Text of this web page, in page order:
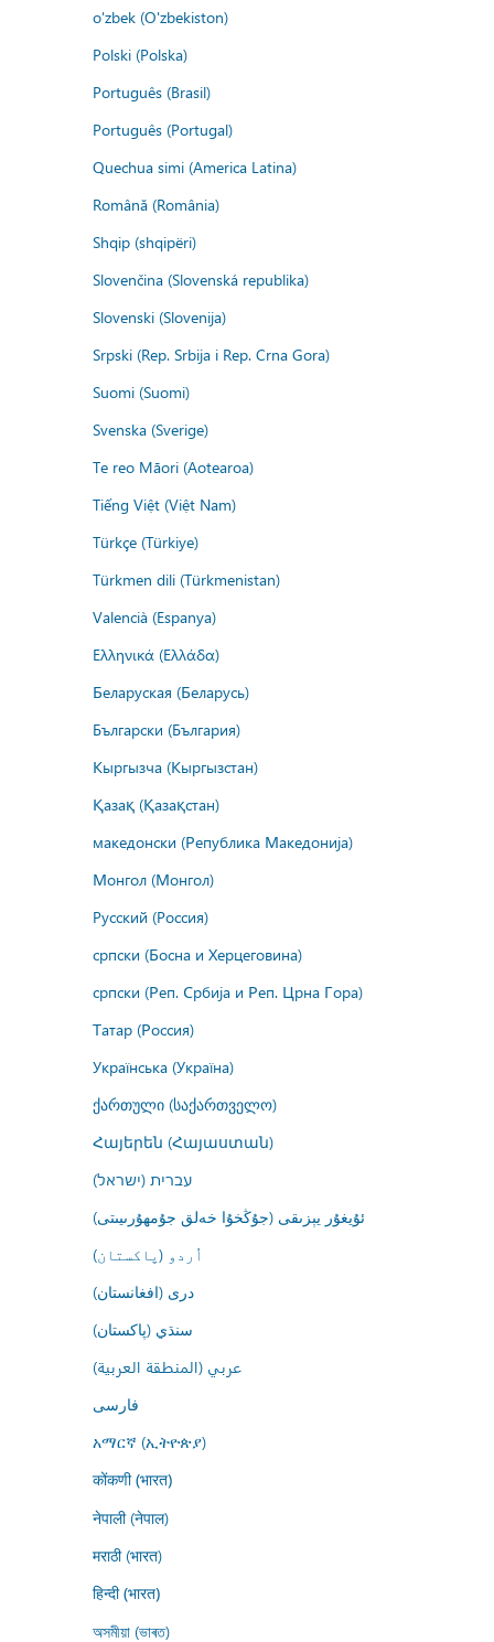
o'zbek (O'zbekiston)
Polski (Polska)
Português (Brasil)
Português (Portugal)
Quechua simi (America Latina)
Română (România)
Shqip (shqipëri)
Slovenčina (Slovenská republika)
Slovenski (Slovenija)
Srpski (Rep. Srbija i Rep. Crna Gora)
Suomi (Suomi)
Svenska (Sverige)
Te reo Māori (Aotearoa)
Tiếng Việt (Việt Nam)
Türkçe (Türkiye)
Türkmen dili (Türkmenistan)
Valencià (Espanya)
Ελληνικά (Ελλάδα)
Беларуская (Беларусь)
Български (България)
Кыргызча (Кыргызстан)
Қазақ (Қазақстан)
македонски (Република Македонија)
Монгол (Монгол)
Русский (Россия)
српски (Босна и Херцеговина)
српски (Реп. Србија и Реп. Црна Гора)
Татар (Россия)
Українська (Україна)
ქართული (საქართველო)
Հայերեն (Հայաստան)
עברית (ישראל)
ئۇيغۇر يېزىقى (جۇڭخۇا خەلق جۇمھۇرىيىتى)
اُردو (پاکستان)
درى (افغانستان)
سنڌي (پاکستان)
عربي (المنطقة العربية)
فارسى
አማርኛ (ኢትዮጵያ)
कोंकणी (भारत)
नेपाली (नेपाल)
मराठी (भारत)
हिन्दी (भारत)
অসমীয়া (ভাৰত)